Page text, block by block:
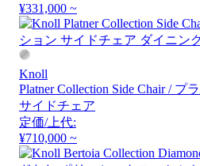
¥331,000 ~
Knoll
Platner Collection Side Chair / プ
サイドチェア
定価/上代:
¥710,000 ~